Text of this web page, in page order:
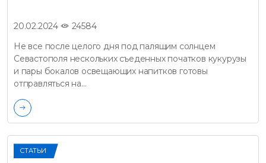
20.02.2024
24584
Не все после целого дня под палящим солнцем
Севастополя нескольких съеденных початков кукурузы
и пары бокалов освещающих напитков готовы
отправляться на…
СТАТЬИ